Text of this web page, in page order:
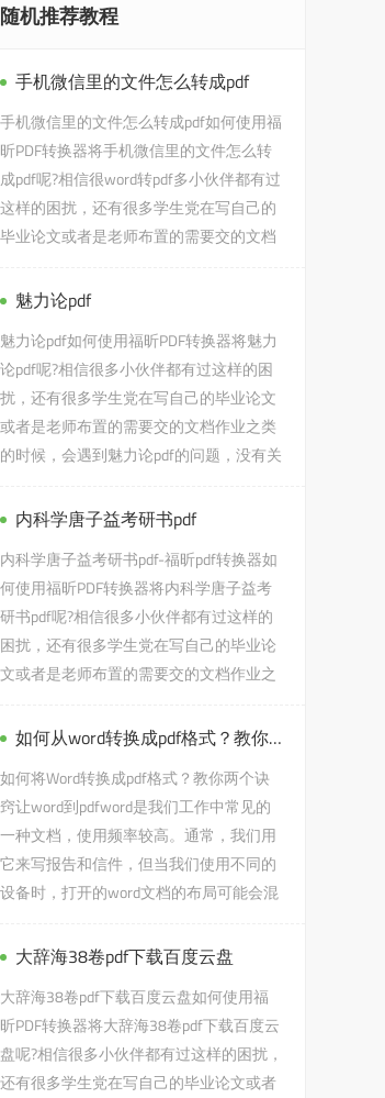
随机推荐教程
手机微信里的文件怎么转成pdf
手机微信里的文件怎么转成pdf如何使用福
昕PDF转换器将手机微信里的文件怎么转
成pdf呢?相信很word转pdf多小伙伴都有过
这样的困扰，还有很多学生党在写自己的
毕业论文或者是老师布置的需要交的文档
魅力论pdf
魅力论pdf如何使用福昕PDF转换器将魅力
论pdf呢?相信很多小伙伴都有过这样的困
扰，还有很多学生党在写自己的毕业论文
或者是老师布置的需要交的文档作业之类
的时候，会遇到魅力论pdf的问题，没有关
内科学唐子益考研书pdf
内科学唐子益考研书pdf-福昕pdf转换器如
何使用福昕PDF转换器将内科学唐子益考
研书pdf呢?相信很多小伙伴都有过这样的
困扰，还有很多学生党在写自己的毕业论
文或者是老师布置的需要交的文档作业之
如何从word转换成pdf格式？教你两个把word转换成pdf的技巧
如何将Word转换成pdf格式？教你两个诀
窍让word到pdfword是我们工作中常见的
一种文档，使用频率较高。通常，我们用
它来写报告和信件，但当我们使用不同的
设备时，打开的word文档的布局可能会混
大辞海38卷pdf下载百度云盘
大辞海38卷pdf下载百度云盘如何使用福
昕PDF转换器将大辞海38卷pdf下载百度云
盘呢?相信很多小伙伴都有过这样的困扰，
还有很多学生党在写自己的毕业论文或者